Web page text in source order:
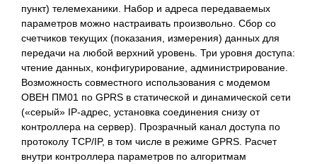
пункт) телемеханики. Набор и адреса передаваемых
параметров можно настраивать произвольно. Сбор со
счетчиков текущих (показания, измерения) данных для
передачи на любой верхний уровень. Три уровня доступа:
чтение данных, конфигурирование, администрирование.
Возможность совместного использования с модемом
ОВЕН ПМ01 по GPRS в статической и динамической сети
(«серый» IP-адрес, установка соединения снизу от
контроллера на сервер). Прозрачный канал доступа по
протоколу TCP/IP, в том числе в режиме GPRS. Расчет
внутри контроллера параметров по алгоритмам